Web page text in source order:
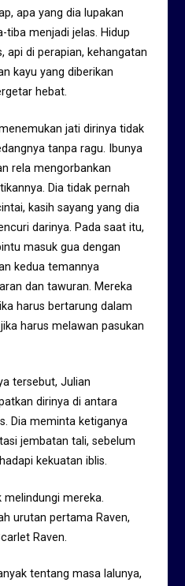
apa yang dia lupakan
tiba menjadi jelas. Hidup
api di perapian, kehangatan
kayu yang diberikan
hebat.
jati dirinya tidak
tanpa ragu. Ibunya
rela mengorbankan
Dia tidak pernah
kasih sayang yang dia
darinya. Pada saat itu,
masuk gua dengan
kedua temannya
dan tawuran. Mereka
harus bertarung dalam
harus melawan pasukan
tersebut, Julian
dirinya di antara
Dia meminta ketiganya
jembatan tali, sebelum
kekuatan iblis.
melindungi mereka.
urutan pertama Raven,
Raven.
tentang masa lalunya,